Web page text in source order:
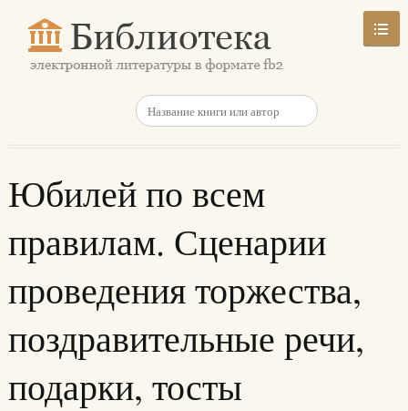
Юбилей по всем
правилам. Сценарии
проведения торжества,
поздравительные речи,
подарки, тосты